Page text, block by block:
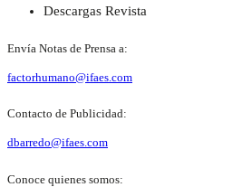
Descargas Revista
Envía Notas de Prensa a:
factorhumano@ifaes.com
Contacto de Publicidad:
dbarredo@ifaes.com
Conoce quienes somos: